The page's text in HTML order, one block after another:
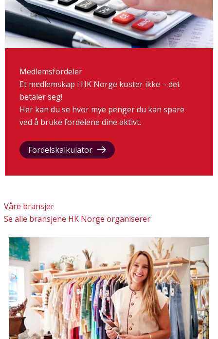
Medlemsfordeler
Et medlemskap i HK Norge koster ikke – det
betaler seg!
Her kan du se hvor mye penger du kan spare
ved å bruke fordelene dine aktivt.
Fordelskalkulator
Våre bransjer
Se alle bransjene HK Norge organiserer